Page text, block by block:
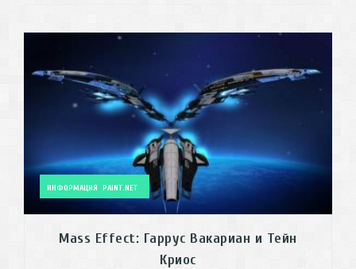
ИНФОРМАЦИЯ PAINT.NET
Mass Effect: Гаррус Вакариан и Тейн
Криос